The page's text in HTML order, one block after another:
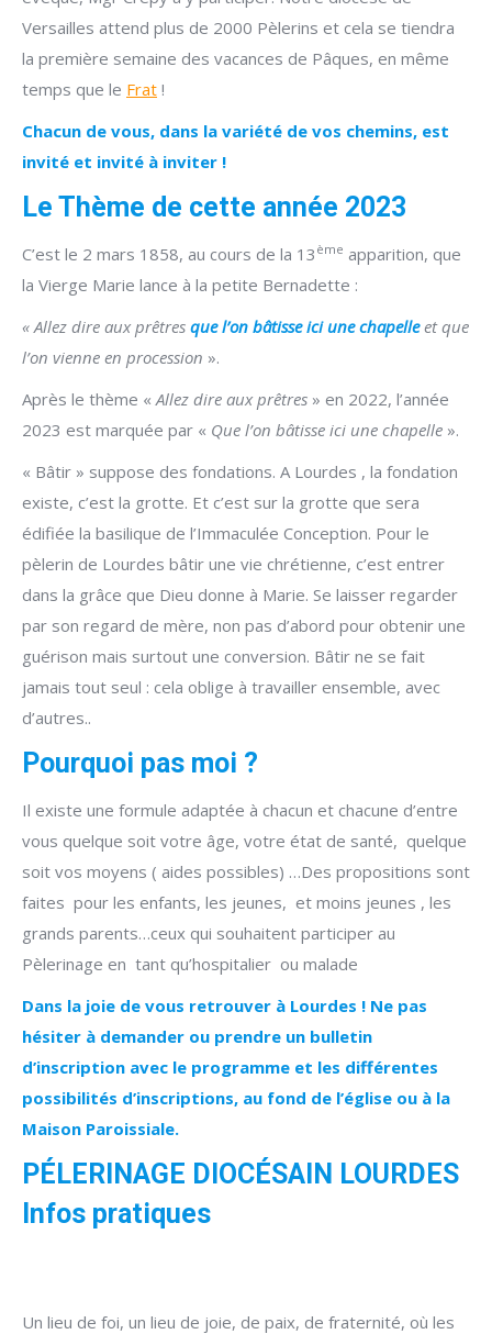
Versailles attend plus de 2000 Pèlerins et cela se tiendra
la première semaine des vacances de Pâques, en même
temps que le Frat !
Chacun de vous, dans la variété de vos chemins, est
invité et invité à inviter !
Le Thème de cette année 2023
C’est le 2 mars 1858, au cours de la 13 ème apparition, que
la Vierge Marie lance à la petite Bernadette :
« Allez dire aux prêtres que l’on bâtisse ici une chapelleet que
l’on vienne en procession ».
Après le thème «Allez dire aux prêtres » en 2022, l’année
2023 est marquée par « Que l’on bâtisse ici une chapelle ».
« Bâtir » suppose des fondations. A Lourdes , la fondation
existe, c’est la grotte. Et c’est sur la grotte que sera
édifiée la basilique de l’Immaculée Conception. Pour le
pèlerin de Lourdes bâtir une vie chrétienne, c’est entrer
dans la grâce que Dieu donne à Marie. Se laisser regarder
par son regard de mère, non pas d’abord pour obtenir une
guérison mais surtout une conversion. Bâtir ne se fait
jamais tout seul : cela oblige à travailler ensemble, avec
d’autres..
Pourquoi pas moi ?
Il existe une formule adaptée à chacun et chacune d’entre
vous quelque soit votre âge, votre état de santé, quelque
soit vos moyens ( aides possibles) …Des propositions sont
faites pour les enfants, les jeunes, et moins jeunes , les
grands parents…ceux qui souhaitent participer au
Pèlerinage en tant qu’hospitalier ou malade
Dans la joie de vous retrouver à Lourdes ! Ne pas
hésiter à demander ou prendre un bulletin
d’inscription avec le programme et les différentes
possibilités d’inscriptions, au fond de l’église ou à la
Maison Paroissiale.
PÉLERINAGE DIOCÉSAIN LOURDES
Infos pratiques
Un lieu de foi, un lieu de joie, de paix, de fraternité, où les